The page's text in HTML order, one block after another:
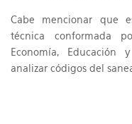
Cabe mencionar que
técnica conformada
Economía, Educación
analizar códigos del